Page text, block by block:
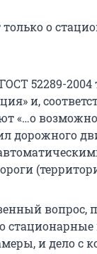
о
ГОСТ 52289-2004
и,
«…о
дорожного
вопрос,
и дело с